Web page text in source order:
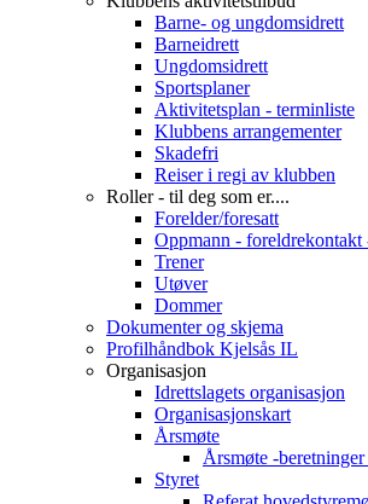
Barne- og ungdomsidrett
Barneidrett
Ungdomsidrett
Sportsplaner
Aktivitetsplan - terminliste
Klubbens arrangementer
Skadefri
Reiser i regi av klubben
Roller - til deg som er....
Forelder/foresatt
Oppmann - foreldrekontakt
Trener
Utøver
Dommer
Dokumenter og skjema
Profilhåndbok Kjelsås IL
Organisasjon
Idrettslagets organisasjon
Organisasjonskart
Årsmøte
Årsmøte -
Styret